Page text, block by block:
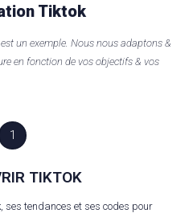
Tiktok
un exemple. Nous nous adaptons &
en fonction de vos objectifs & vos
1
TIKTOK
, ses tendances et ses codes pour